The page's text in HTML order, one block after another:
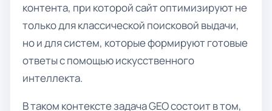
контента, при которой сайт оптимизируют не
только для классической поисковой выдачи,
но и для систем, которые формируют готовые
ответы с помощью искусственного
интеллекта.
В таком контексте задача GEO состоит в том,